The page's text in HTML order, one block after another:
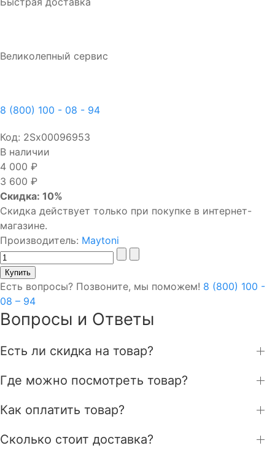
Великолепный сервис
8 (800) 100 - 08 - 94
Код: 2Sх00096953
В наличии
4 000 ₽
3 600 ₽
Скидка: 10%
Скидка действует только при покупке в интернет-
магазине.
Производитель: Maytoni
Есть вопросы? Позвоните, мы поможем! 8 (800) 100 -
08 – 94
Вопросы и Ответы
Есть ли скидка на товар?
Где можно посмотреть товар?
Как оплатить товар?
Сколько стоит доставка?